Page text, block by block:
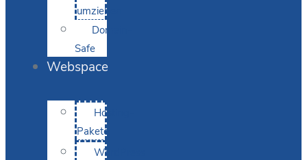
umziehen
Domain-
Safe
Webspace
Hosting-
Pakete
WordPress